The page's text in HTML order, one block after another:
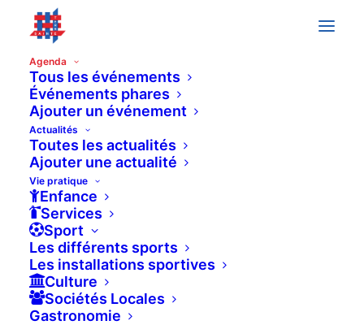
Agenda
Tous les événements
Événements phares
Ajouter un événement
Actualités
Toutes les actualités
Ajouter une actualité
Vie pratique
Enfance
Services
Sport
Les différents sports
Les installations sportives
Culture
Sociétés Locales
Gastronomie
PreviousÉvénements